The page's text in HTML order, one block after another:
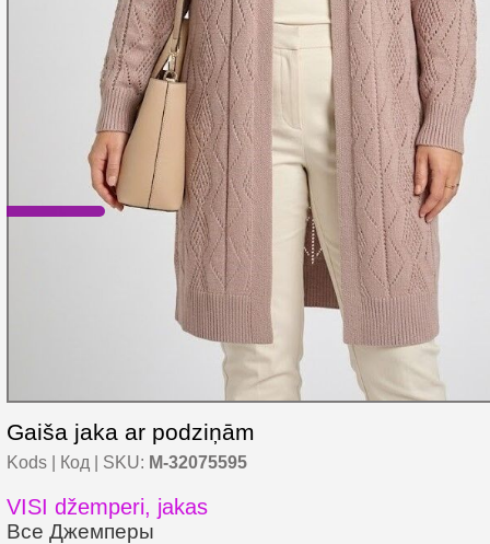
Gaiša jaka ar podziņām
Kods | Код | SKU: M-32075595
VISI džemperi, jakas
Все Джемперы